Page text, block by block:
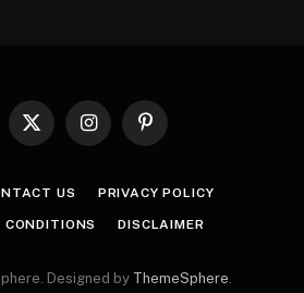
X
InstagramPinterest
US PRIVACY POLICY
DISCLAIMER
Designed by ThemeSphere